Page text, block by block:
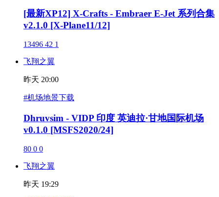
[最新XP12] X-Crafts - Embraer E-Jet 系列合集
v2.1.0 [X-Plane11/12]
13496 42 1
飞翔之翼
昨天 20:00
#机场地景下载
Dhruvsim - VIDP 印度 英迪拉·甘地国际机场
v0.1.0 [MSFS2020/24]
80 0 0
飞翔之翼
昨天 19:29